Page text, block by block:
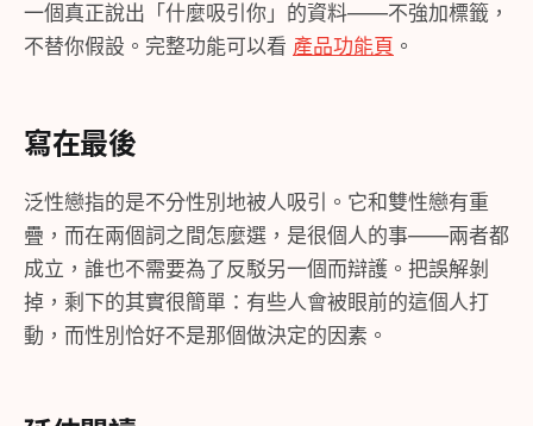
一個真正說出「什麼吸引你」的資料——不強加標籤，
不替你假設。完整功能可以看 產品功能頁 。
寫在最後
泛性戀指的是不分性別地被人吸引。它和雙性戀有重
疊，而在兩個詞之間怎麼選，是很個人的事——兩者都
成立，誰也不需要為了反駁另一個而辯護。把誤解剝
掉，剩下的其實很簡單：有些人會被眼前的這個人打
動，而性別恰好不是那個做決定的因素。